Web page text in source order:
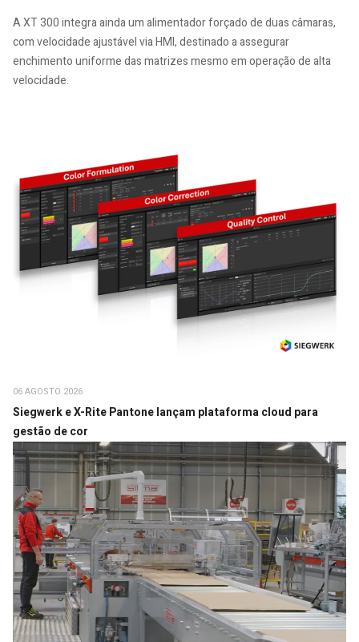
A XT 300 integra ainda um alimentador forçado de duas câmaras,
com velocidade ajustável via HMI, destinado a assegurar
enchimento uniforme das matrizes mesmo em operação de alta
velocidade.
06 AGOSTO 2026
Siegwerk e X-Rite Pantone lançam plataforma cloud para
gestão de cor